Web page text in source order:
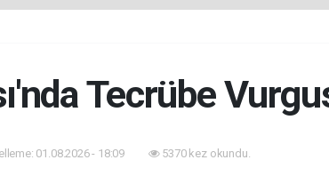
Tecrübe
01.08.2026 - 18:09 5370 kez okundu.